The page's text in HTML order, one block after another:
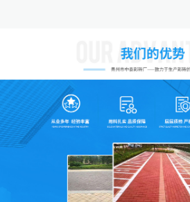
带来良好的社会效益和经济效益。
优良的产品，完善的服务，优惠的价
提供人员安装铺设花砖地面、广场、人行
质量是市场竞争中获胜的关键，是发展的
着“诚信为本，质量为先，服务大众”的原